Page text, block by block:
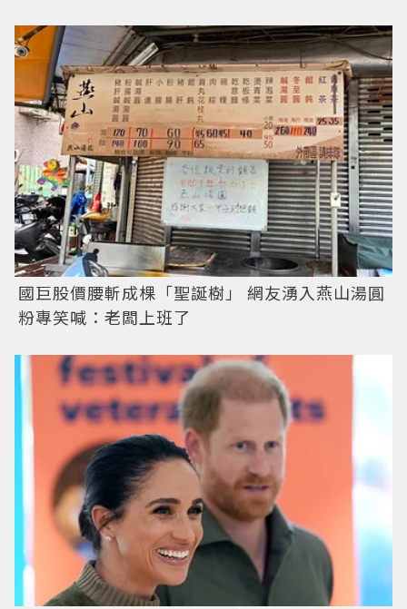
國巨股價腰斬成棵「聖誕樹」 網友湧入燕山湯圓
粉專笑喊：老闆上班了